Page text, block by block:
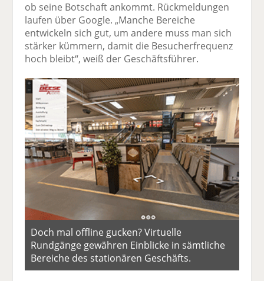
ob seine Botschaft ankommt. Rückmeldungen
laufen über Google. „Manche Bereiche
entwickeln sich gut, um andere muss man sich
stärker kümmern, damit die Besucherfrequenz
hoch bleibt“, weiß der Geschäftsführer.
Doch mal offline gucken? Virtuelle
Rundgänge gewähren Einblicke in sämtliche
Bereiche des stationären Geschäfts.